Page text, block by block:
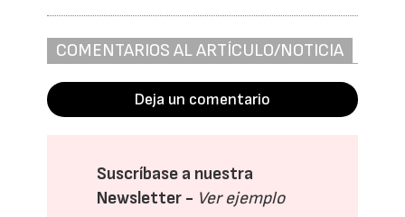
COMENTARIOS AL ARTÍCULO/NOTICIA
Deja un comentario
Suscríbase a nuestra
Newsletter - Ver ejemplo